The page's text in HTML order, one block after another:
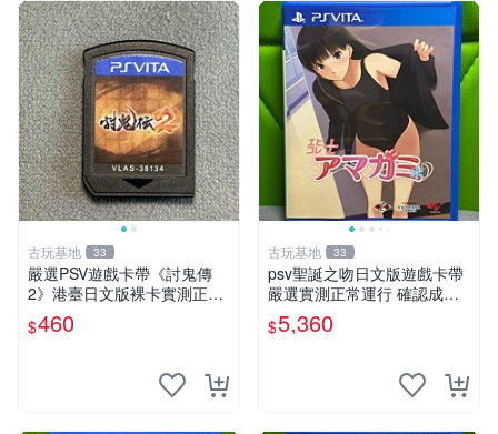
古玩基地 33
嚴選PSV遊戲卡帶《討鬼傳
2》港臺日文版裸卡實測正常
全新套裝，只限PSV機玩 討
鬼傳2 PSV 港臺 日文 裸卡
$460
古玩基地 33
psv聖誕之吻日文版遊戲卡帶
嚴選實測正常運行 確認成色
拍下即發 聖誕之吻 日文 psv
游戲
$5,360